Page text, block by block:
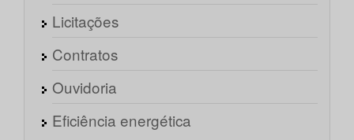
Licitações
Contratos
Ouvidoria
Eficiência energética